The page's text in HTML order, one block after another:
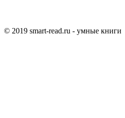
© 2019 smart-read.ru - умные книги